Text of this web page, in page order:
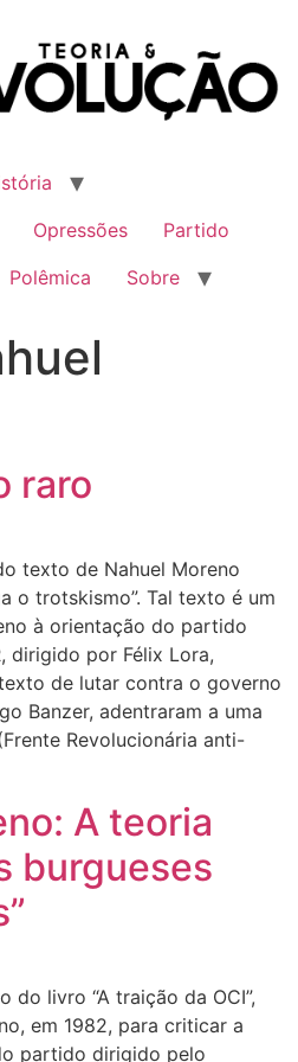
Opressões
Partido
Polêmica Sobre
raro
texto de Nahuel Moreno
o trotskismo”. Tal texto é um
à orientação do partido
dirigido por Félix Lora,
de lutar contra o governo
Banzer, adentraram a uma
Revolucionária anti-
A teoria
burgueses
do livro “A traição da OCI”,
em 1982, para criticar a
partido dirigido pelo